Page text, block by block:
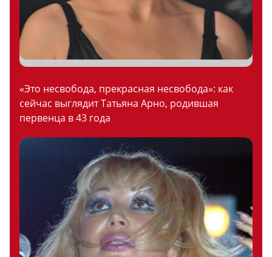
«Это несвобода, прекрасная несвобода»: как
сейчас выглядит Татьяна Арно, родившая
первенца в 43 года